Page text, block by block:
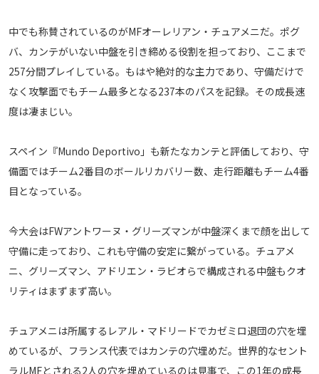
運営会社
ご利用にあたって
お問い合わせ
中でも称賛されているのがMFオーレリアン・チュアメニだ。ポグ
バ、カンテがいない中盤を引き締める役割を担っており、ここまで
257分間プレイしている。もはや絶対的な主力であり、守備だけで
なく攻撃面でもチーム最多となる237本のパスを記録。その成長速
度は凄まじい。
スペイン『Mundo Deportivo」も新たなカンテと評価しており、守
備面ではチーム2番目のボールリカバリー数、走行距離もチーム4番
目となっている。
今大会はFWアントワーヌ・グリーズマンが中盤深くまで顔を出して
守備に走っており、これも守備の安定に繋がっている。チュアメ
ニ、グリーズマン、アドリエン・ラビオらで構成される中盤もクオ
リティはまずまず高い。
チュアメニは所属するレアル・マドリードでカゼミロ退団の穴を埋
めているが、フランス代表ではカンテの穴埋めだ。世界的なセント
ラルMFとされる2人の穴を埋めているのは見事で、この1年の成長